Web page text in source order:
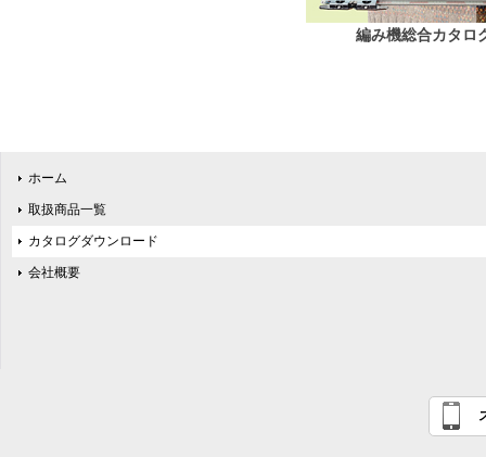
編み機総合カタロ
ホーム
取扱商品一覧
カタログダウンロード
会社概要